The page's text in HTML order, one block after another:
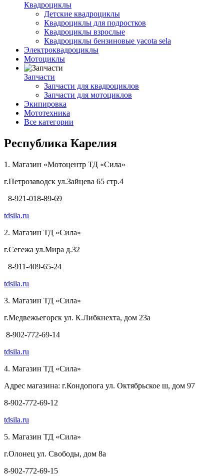
Квадроциклы
Детские квадроциклы
Квадроциклы для подростков
Квадроциклы взрослые
Квадроциклы бензиновые yacota sela
Электроквадроциклы
Мотоциклы
Запчасти
Запчасти для квадроциклов
Запчасти для мотоциклов
Экипировка
Мототехника
Все категории
Республика Карелия
1. Магазин «Мотоцентр ТД «Сила»
г.Петрозаводск ул.Зайцева 65 стр.4
8-921-018-89-69
tdsila.ru
2. Магазин ТД «Сила»
г.Сегежа ул.Мира д.32
8-911-409-65-24
tdsila.ru
3. Магазин ТД «Сила»
г.Медвежьегорск ул. К.Либкнехта, дом 23а
8-902-772-69-14
tdsila.ru
4. Магазин ТД «Сила»
Адрес магазина: г.Кондопога ул. Октябрьское ш, дом 97
8-902-772-69-12
tdsila.ru
5. Магазин ТД «Сила»
г.Олонец ул. Свободы, дом 8а
8-902-772-69-15